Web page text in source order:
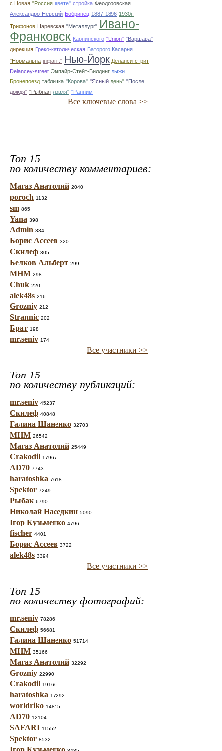
с.Новая "Россия цвете" стройка Феодоровская
Александро-Невский Бобринец 1887-1896 1930г.
Трифонов Царевская "Металлург" Ивано-
Франковск Карпинского "Union" "Варшава"
дирекция Греко-католическая Баторого Касарня
"Нормальна інфант." Нью-Йорк Деланси-стрит
Delancey-street Эмпайр-Стейт-Билдинг лыжи
Бронепоезд табличка "Корова" "Ясный день" "После
дождя" "Рыбная ловля" "Ранним
Все ключевые слова >>
Топ 15
по количеству комментариев:
Магаз Анатолий 2040
poroch 1132
sm 865
Yana 398
Admin 334
Борис Ассеев 320
Скилеф 305
Белков Альберт 299
МНМ 298
Chuk 220
alek48s 216
Grozniy 212
Strannic 202
Брат 198
mr.seniv 174
Все участники >>
Топ 15
по количеству публикаций:
mr.seniv 45237
Скилеф 40848
Галина Шаненко 32703
МНМ 26542
Магаз Анатолий 25449
Crakodil 17967
AD70 7743
haratoshka 7618
Spektor 7249
Рыбак 6790
Николай Наседкин 5090
Ігор Кузьменко 4796
fischer 4401
Борис Ассеев 3722
alek48s 3394
Все участники >>
Топ 15
по количеству фотографий:
mr.seniv 78286
Скилеф 56681
Галина Шаненко 51714
МНМ 35166
Магаз Анатолий 32292
Grozniy 22990
Crakodil 19166
haratoshka 17292
worldriko 14815
AD70 12104
SAFARI 11552
Spektor 8532
Ігор Кузьменко